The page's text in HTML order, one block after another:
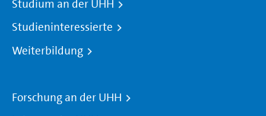
Studium an der UHH
Studieninteressierte
Weiterbildung
Forschung an der UHH